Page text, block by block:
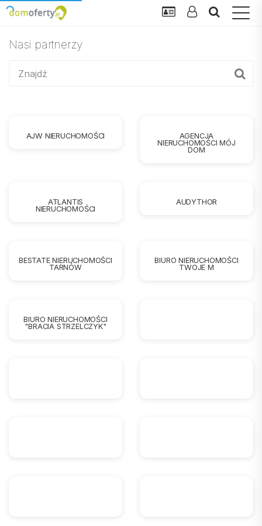
Nasi partnerzy
AJW NIERUCHOMOŚCI
AGENCJA
NIERUCHOMOŚCI MÓJ
DOM
ATLANTIS
NIERUCHOMOŚCI
AUDYTHOR
BESTATE NIERUCHOMOŚCI
TARNÓW
BIURO NIERUCHOMOŚCI
TWOJE M
BIURO NIERUCHOMOŚCI
"BRACIA STRZELCZYK"